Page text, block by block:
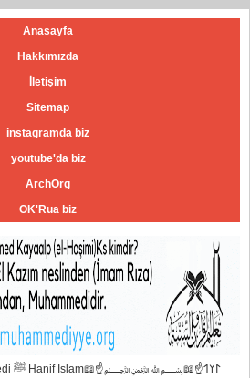
Anasayfa
Hakkımızda
İletişim
Sitemap
instagramda biz
youtube'da biz
ArchOrg
OK'Rua biz